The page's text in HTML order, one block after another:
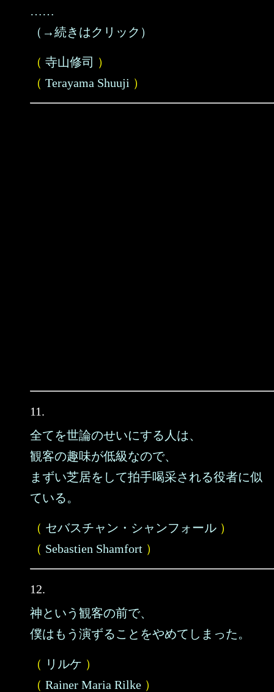
……
（→続きはクリック）
（ 寺山修司 ）
（ Terayama Shuuji ）
11.
全てを世論のせいにする人は、
観客の趣味が低級なので、
まずい芝居をして拍手喝采される役者に似
ている。
（ セバスチャン・シャンフォール ）
（ Sebastien Shamfort ）
12.
神という観客の前で、
僕はもう演ずることをやめてしまった。
（ リルケ ）
（ Rainer Maria Rilke ）